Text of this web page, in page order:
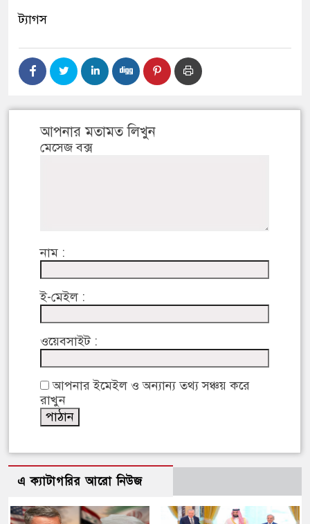
ট্যাগস
আপনার মতামত লিখুন
মেসেজ বক্স
নাম :
ই-মেইল :
ওয়েবসাইট :
আপনার ইমেইল ও অন্যান্য তথ্য সঞ্চয় করে
রাখুন
এ ক্যাটাগরির আরো নিউজ